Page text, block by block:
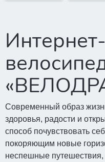
Современный образ
здоровья, радости и
способ почувствовать
покоряющим новые
неспешные